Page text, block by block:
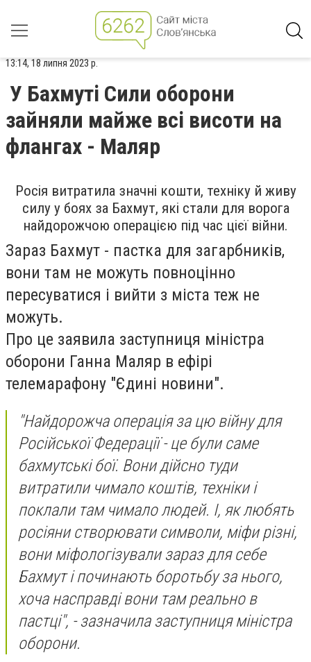
13:14, 18 липня 2023 р.
У Бахмуті Сили оборони
зайняли майже всі висоти на
флангах - Маляр
Росія витратила значні кошти, техніку й живу
силу у боях за Бахмут, які стали для ворога
найдорожчою операцією під час цієї війни.
Зараз Бахмут - пастка для загарбників,
вони там не можуть повноцінно
пересуватися і вийти з міста теж не
можуть.
Про це заявила заступниця міністра
оборони Ганна Маляр в ефірі
телемарафону "Єдині новини".
"Найдорожча операція за цю війну для
Російської Федерації - це були саме
бахмутські бої. Вони дійсно туди
витратили чимало коштів, техніки і
поклали там чимало людей. І, як любять
росіяни створювати символи, міфи різні,
вони міфологізували зараз для себе
Бахмут і починають боротьбу за нього,
хоча насправді вони там реально в
пастці", - зазначила заступниця міністра
оборони.